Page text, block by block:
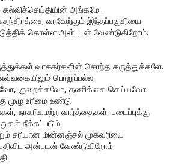
அங்கமே..
வரவேற்கும் இந்தப்பகுதியை
கொள்ள அன்புடன் வேண்டுகிறோம்.
வாசகர்களின் சொந்த கருத்துக்களே.
பொறுப்பல்ல.
குறைக்கவோ, தணிக்கை செய்யவோ
முழு உரிமை உண்டு.
நாகரிகமற்ற வார்த்தைகள், படைப்புக்கு
நீக்கப்படும்.
சரியான மின்னஞ்சல் முகவரியை
அன்புடன் வேண்டுகிறோம்.